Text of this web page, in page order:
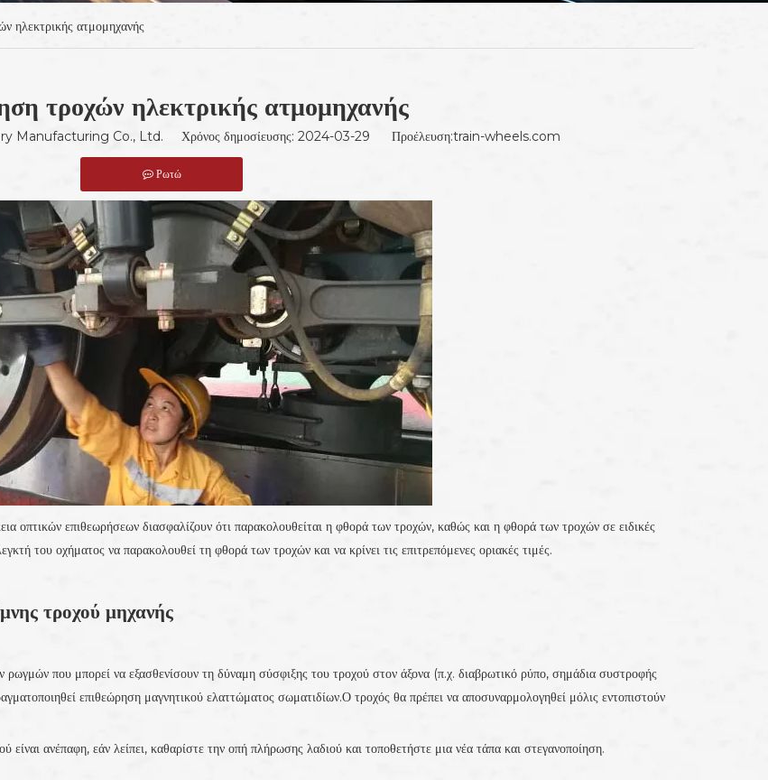
ηλεκτρικής ατμομηχανής
τροχών ηλεκτρικής ατμομηχανής
Manufacturing Co., Ltd. Χρόνος δημοσίευσης: 2024-03-29 Προέλευση:train-wheels.com
Ρωτώ
οπτικών επιθεωρήσεων διασφαλίζουν ότι παρακολουθείται η φθορά των τροχών, καθώς και η φθορά των τροχών σε ειδικές
του οχήματος να παρακολουθεί τη φθορά των τροχών και να κρίνει τις επιτρεπόμενες οριακές τιμές.
τροχού μηχανής
ρωγμών που μπορεί να εξασθενίσουν τη δύναμη σύσφιξης του τροχού στον άξονα (π.χ. διαβρωτικό ρύπο, σημάδια συστροφής
επιθεώρηση μαγνητικού ελαττώματος σωματιδίων.Ο τροχός θα πρέπει να αποσυναρμολογηθεί μόλις εντοπιστούν
ανέπαφη, εάν λείπει, καθαρίστε την οπή πλήρωσης λαδιού και τοποθετήστε μια νέα τάπα και στεγανοποίηση.